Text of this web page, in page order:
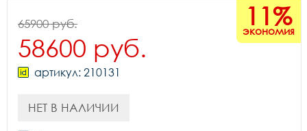
11%
экономия
65900 руб.
58600 руб.
артикул: 210131
НЕТ В НАЛИЧИИ